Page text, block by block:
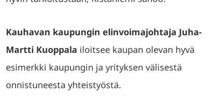
Kauhavan kaupungin elinvoimajohtaja Juha-
Martti Kuoppala iloitsee kaupan olevan hyvä
esimerkki kaupungin ja yrityksen välisestä
onnistuneesta yhteistyöstä.